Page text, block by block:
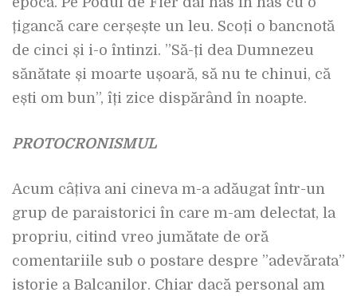
țigancă care cerșește un leu. Scoți o bancnotă
de cinci și i-o întinzi. ”Să-ți dea Dumnezeu
sănătate și moarte ușoară, să nu te chinui, că
ești om bun”, îți zice dispărând în noapte.
PROTOCRONISMUL
Acum câțiva ani cineva m-a adăugat într-un
grup de paraistorici în care m-am delectat, la
propriu, citind vreo jumătate de oră
comentariile sub o postare despre ”adevărata”
istorie a Balcanilor. Chiar dacă personal am